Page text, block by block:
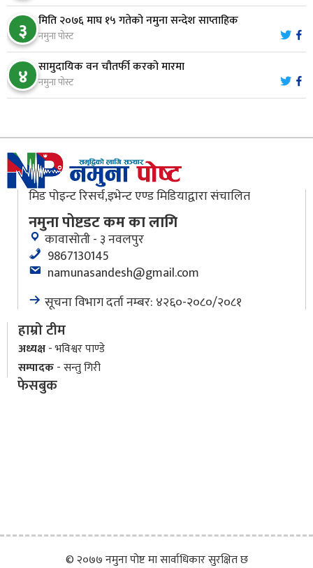
९ वन उद्यममा जोडिँदै नवलपुरका महिला
१० नारायणघाट–बुटवल सडकः पूर्वी खण्डमा कालोपत्रे सम्पन्न
३ मिति २०७६ माघ १५ गतेको नमुना सन्देश साप्ताहिक
नमुना पोस्ट
४ सामुदायिक वन चौतर्फी करको मारमा
नमुना पोस्ट
मिड पोइन्ट रिसर्च,इभेन्ट एण्ड मिडियाद्वारा संचालित
नमुना पोष्टडट कम का लागि
कावासोती - ३ नवलपुर
9867130145
namunasandesh@gmail.com
सूचना विभाग दर्ता नम्बर: ४२६०-२०८०/२०८१
हाम्रो टीम
अध्यक्ष- भविश्वर पाण्डे
सम्पादक- सन्तु गिरी
फेसबुक
© २०७७ नमुना पोष्ट मा सार्वाधिकार सुरक्षित छ